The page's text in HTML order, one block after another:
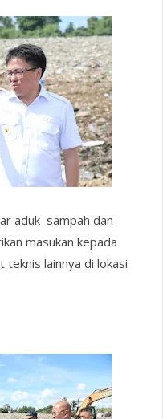
aduk sampah dan
masukan kepada
teknis lainnya di lokasi